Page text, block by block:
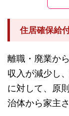
住居確保給
離職・廃業か
収入が減少し
に対して、原
治体から家主